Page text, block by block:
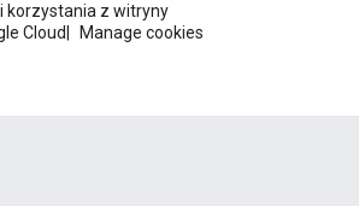
korzystania z witryny
Cloud
Manage cookies